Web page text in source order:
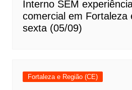
Interno SEM
comercial em Fortaleza
sexta (05/09)
Fortaleza e Região (CE)